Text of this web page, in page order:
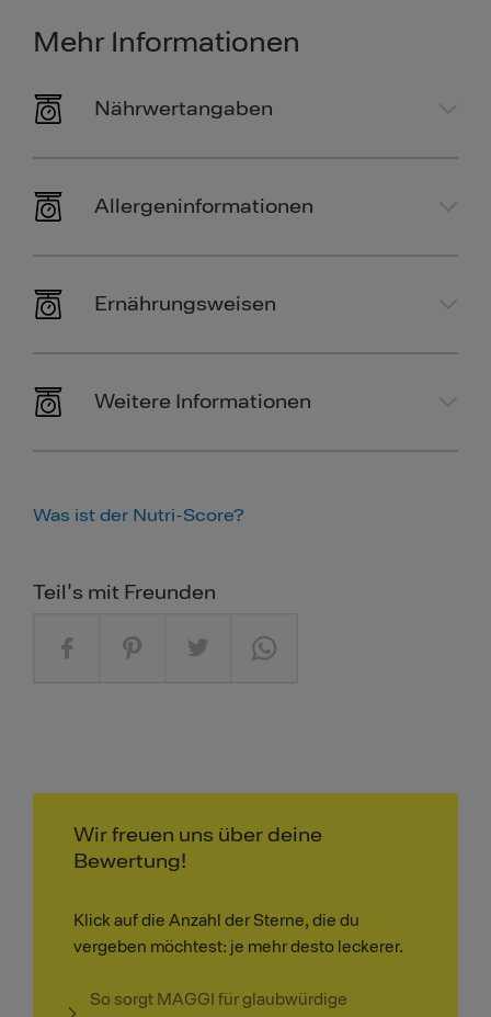
Mehr Informationen
Nährwertangaben
Allergeninformationen
Ernährungsweisen
Weitere Informationen
Was ist der Nutri-Score?
Teil's mit Freunden
Wir freuen uns über deine
Bewertung!
Klick auf die Anzahl der Sterne, die du
vergeben möchtest: je mehr desto leckerer.
So sorgt MAGGI für glaubwürdige